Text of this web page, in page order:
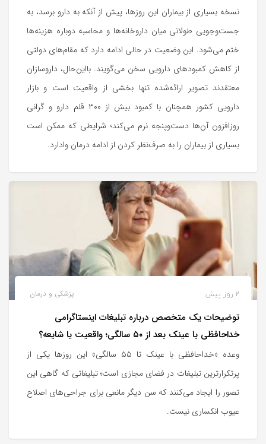
نسخه بسیاری از بیماران این روزها، پیش از آنکه به دارو برسد، به
جست‌وجویی طولانی میان داروخانه‌ها و محاسبه دوباره هزینه‌ها
ختم می‌شود. این وضعیت در حالی ادامه دارد که مقام‌های دولتی
از کاهش کمبودهای دارویی سخن می‌گویند. بااین‌حال، داروسازان
معتقدند تصویر ارائه‌شده تنها بخشی از واقعیت است و بازار
دارویی کشور همچنان با کمبود بیش از ۳۰۰ قلم دارو و گرانی
روزافزون آن‌ها دست‌وپنجه نرم می‌کند؛ شرایطی که ممکن است
بسیاری از بیماران را به صرف‌نظر کردن از ادامه درمان وادارد.
پزشکی و درمان 2 روز پیش
توضیحات یک متخصص درباره تبلیغات اینستاگرامی
خداحافظی با عینک بعد از ۵۰ سالگی؛ واقعیت یا شایعه؟
وعده «خداحافظی با عینک تا ۵۵ سالگی» این روزها یکی از
پرتکرارترین تبلیغات در فضای مجازی است؛ تبلیغاتی که گاهی این
تصور را ایجاد می‌کنند که سن دیگر مانعی برای جراحی‌های اصلاح
عیوب انکساری نیست.